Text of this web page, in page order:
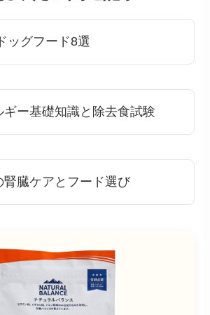
ッグフード8選
ギー基礎知識と除去食試験
腎臓ケアとフード選び